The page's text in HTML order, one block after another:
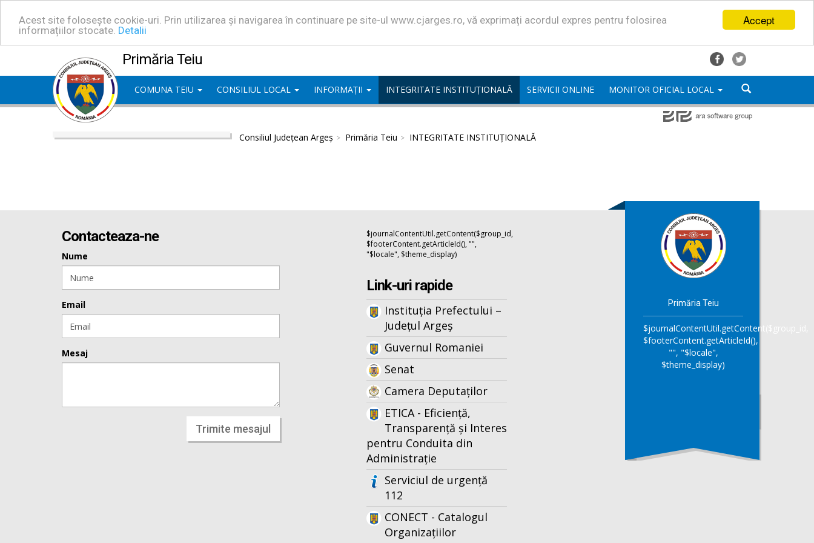
Accept
Acest site folosește cookie-uri. Prin utilizarea și navigarea în continuare pe site-ul www.cjarges.ro, vă exprimați acordul expres pentru folosirea
informațiilor stocate. Detalii
Primăria Teiu
COMUNA TEIU CONSILIUL LOCAL INFORMAȚII INTEGRITATE INSTITUȚIONALĂ SERVICII ONLINE MONITOR OFICIAL LOCAL
Consiliul Județean Argeș Primăria Teiu INTEGRITATE INSTITUȚIONALĂ
Contacteaza-ne
Nume
Email
Mesaj
Trimite mesajul
$journalContentUtil.getContent($group_id,
$footerContent.getArticleId(), "",
"$locale", $theme_display)
Link-uri rapide
Instituția Prefectului –
Județul Argeș
Guvernul Romaniei
Senat
Camera Deputaților
ETICA - Eficiență,
Transparență și Interes
pentru Conduita din
Administrație
Serviciul de urgență
112
CONECT - Catalogul
Organizațiilor
Primăria Teiu
$journalContentUtil.getContent($group_id,
$footerContent.getArticleId(),
"", "$locale",
$theme_display)